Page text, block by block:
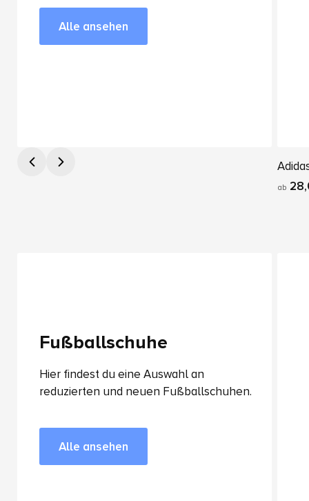
Alle ansehen
ab
Fußballschuhe
Hier findest du eine Auswahl an
reduzierten und neuen Fußballschuhen.
Alle ansehen